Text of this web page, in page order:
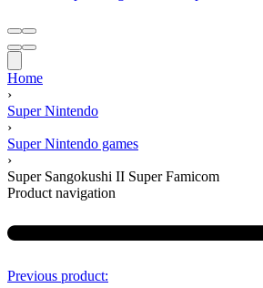
Home
›
Super Nintendo
›
Super Nintendo games
›
Super Sangokushi II Super Famicom
Product navigation
Previous product: